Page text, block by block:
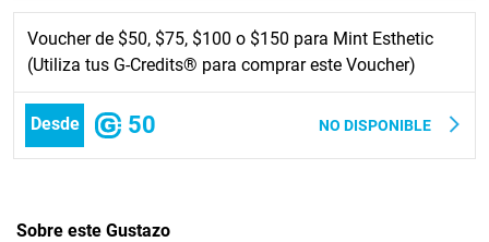
Voucher de $50, $75, $100 o $150 para Mint Esthetic
(Utiliza tus G-Credits® para comprar este Voucher)
Desde 50 NO DISPONIBLE
Sobre este Gustazo